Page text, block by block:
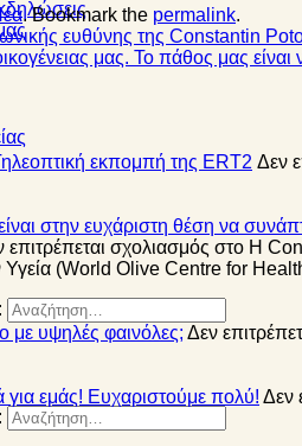
. Bookmark the permalink.
ευθύνης της Constantin
μας. Το πάθος μας
εκπομπή της ERT2 Δεν
στην ευχάριστη θέση να
επιτρέπεται σχολιασμός στο Η
Υγεία (World Olive Centre for
με υψηλές φαινόλες; Δεν
για εμάς! Ευχαριστούμε πολύ! Δεν